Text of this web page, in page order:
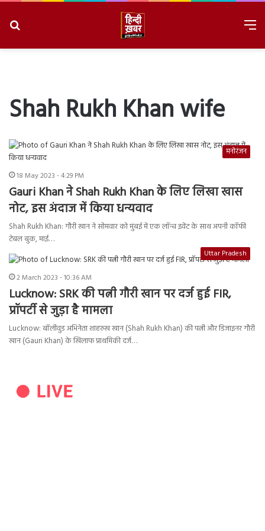
Shah Rukh Khan wife
मनोरंजन
18 May 2023 - 4:29 PM
Gauri Khan ने Shah Rukh Khan के लिए लिखा खास
नोट, इस अंदाज में किया धन्यवाद
Shah Rukh Khan: गौरी खान ने सोमवार को मुंबई में एक लॉन्च इवेंट के साथ अपनी कॉफी
टेबल बुक, माई…
Uttar Pradesh
2 March 2023 - 10:36 AM
Lucknow: SRK की पत्नी गौरी खान पर दर्ज हुई FIR,
प्रॉपर्टी से जुड़ा है मामला
Lucknow: बॉलीवुड अभिनेता शाहरुख खान (Shah Rukh Khan) की पत्नी और डिजाइनर गौरी
खान (Gauri Khan) के खिलाफ प्राथमिकी दर्ज…